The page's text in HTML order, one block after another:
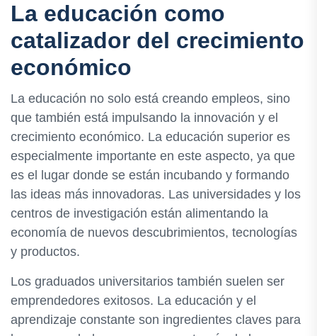
La educación como
catalizador del crecimiento
económico
La educación no solo está creando empleos, sino
que también está impulsando la innovación y el
crecimiento económico. La educación superior es
especialmente importante en este aspecto, ya que
es el lugar donde se están incubando y formando
las ideas más innovadoras. Las universidades y los
centros de investigación están alimentando la
economía de nuevos descubrimientos, tecnologías
y productos.
Los graduados universitarios también suelen ser
emprendedores exitosos. La educación y el
aprendizaje constante son ingredientes claves para